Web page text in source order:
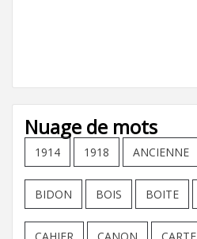
Nuage de mots
1914 1918 ANCIENNE
BIDON BOIS BOITE